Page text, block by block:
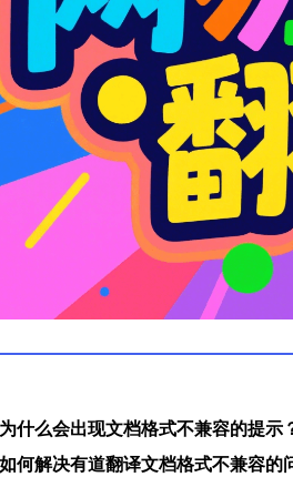
什么会出现文档格式不兼容的提示
何解决有道翻译文档格式不兼容的